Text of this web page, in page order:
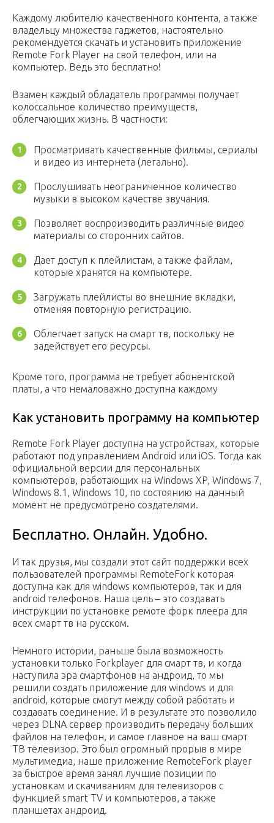
Каждому любителю качественного контента, а также
владельцу множества гаджетов, настоятельно
рекомендуется скачать и установить приложение
Remote Fork Player на свой телефон, или на
компьютер. Ведь это бесплатно!
Взамен каждый обладатель программы получает
колоссальное количество преимуществ,
облегчающих жизнь. В частности:
Просматривать качественные фильмы, сериалы
и видео из интернета (легально).
Прослушивать неограниченное количество
музыки в высоком качестве звучания.
Позволяет воспроизводить различные видео
материалы со сторонних сайтов.
Дает доступ к плейлистам, а также файлам,
которые хранятся на компьютере.
Загружать плейлисты во внешние вкладки,
отменяя повторную регистрацию.
Облегчает запуск на смарт тв, поскольку не
задействует его ресурсы.
Кроме того, программа не требует абонентской
платы, а что немаловажно доступна каждому
Как установить программу на компьютер
Remote Fork Player доступна на устройствах, которые
работают под управлением Android или iOS. Тогда как
официальной версии для персональных
компьютеров, работающих на Windows XP, Windows 7,
Windows 8.1, Windows 10, по состоянию на данный
момент не предусмотрено создателями.
Бесплатно. Онлайн. Удобно.
И так друзья, мы создали этот сайт поддержки всех
пользователей программы RemoteFork которая
доступна как для windows компьютеров, так и для
android телефонов. Наша цель – это создавать
инструкции по установке ремоте форк плеера для
всех смарт тв на русском.
Немного истории, раньше была возможность
установки только Forkplayer для смарт тв, и когда
наступила эра смартфонов на андроид, то мы
решили создать приложение для windows и для
android, которые смогут между собой работать и
создавать соединение. И в результате это позволило
через DLNA сервер производить передачу больших
файлов на телефон, и самое главное на ваш смарт
ТВ телевизор. Это был огромный прорыв в мире
мультимедиа, наше приложение RemoteFork player
за быстрое время занял лучшие позиции по
установкам и скачиваниям для телевизоров с
функцией smart TV и компьютеров, а также
планшетах андроид.